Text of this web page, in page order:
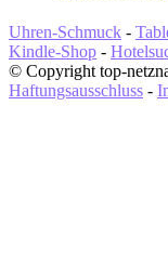
Uhren-Schmuck -
Kindle-Shop -
© Copyright top-
Haftungsausschluss -